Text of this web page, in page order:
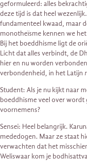
geformuleerd: alles
deze tijd is dat heel
fundamenteel kwaad, maar
monotheïsme kennen we
Bij het boeddhisme ligt de
Licht dat alles verbindt, de
hier en nu worden
verbondenheid, in het Latijn
Student: Als je nu kijkt naar
boeddhisme veel over wordt
voornemens?
Sensei: Heel belangrijk.
mededogen. Maar ze staat
verwachten dat het
Weliswaar kom je